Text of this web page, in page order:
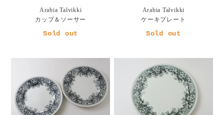
Arabia Talvikki
カップ＆ソーサー
Sold out
Arabia Talvikki
ケーキプレート
Sold out